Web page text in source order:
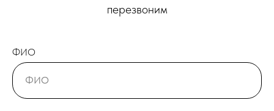
перезвоним
ФИО